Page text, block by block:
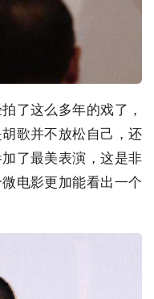
了这么多年的戏了，
歌并不放松自己，还
了最美表演，这是非
电影更加能看出一个